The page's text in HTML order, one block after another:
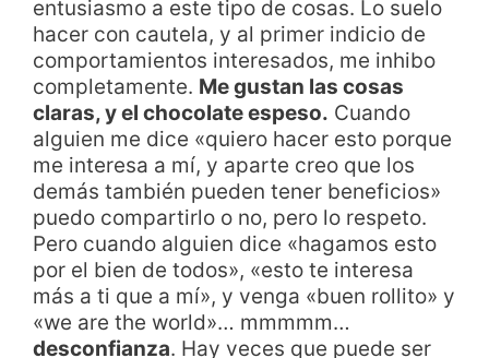
entusiasmo a este tipo de cosas. Lo suelo
hacer con cautela, y al primer indicio de
comportamientos interesados, me inhibo
completamente. Me gustan las cosas
claras, y el chocolate espeso. Cuando
alguien me dice «quiero hacer esto porque
me interesa a mí, y aparte creo que los
demás también pueden tener beneficios»
puedo compartirlo o no, pero lo respeto.
Pero cuando alguien dice «hagamos esto
por el bien de todos», «esto te interesa
más a ti que a mí», y venga «buen rollito» y
«we are the world»… mmmmm…
desconfianza. Hay veces que puede ser